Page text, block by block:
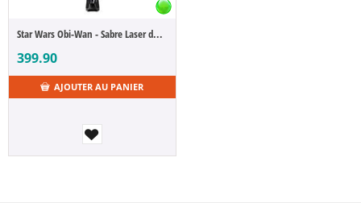
Star Wars Obi-Wan - Sabre Laser de Obi-Wan Kenobi (FX Elite Black Serie)
399.90
AJOUTER AU PANIER